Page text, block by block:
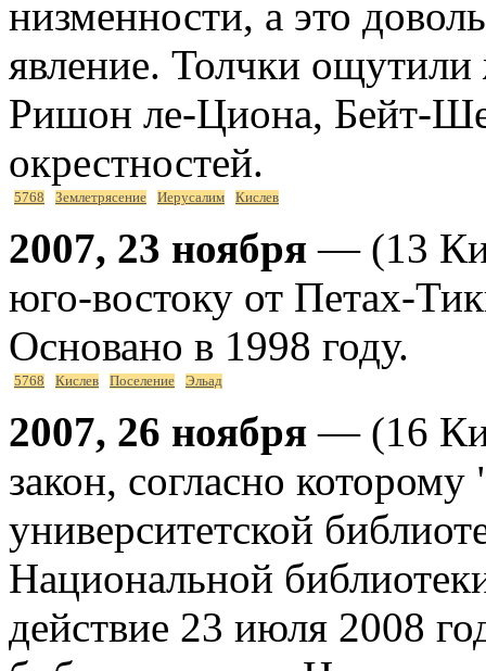
низменности, а это
явление. Толчки
Ришон ле-Циона, Бейт-
окрестностей.
5768 Землетрясение Иерусалим Кислев
2007, 23 ноября — (13
юго-востоку от Петах-
Основано в 1998 году.
5768 Кислев Поселение Эльад
2007, 26 ноября — (16
закон, согласно
университетской
Национальной
действие 23 июля 2008